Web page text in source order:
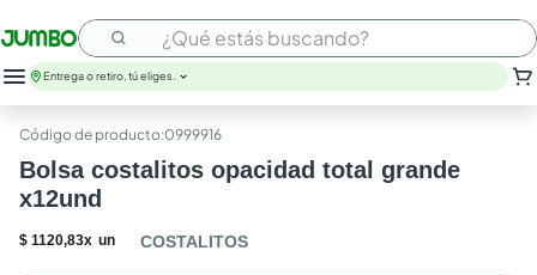
¿Qué estás buscando?
huevos
arroz
papel higienico
nutribela
Entrega o retiro, tú eliges.
:0999916
Bolsa costalitos opacidad total grande
x12und
$ 1120,83x un COSTALITOS